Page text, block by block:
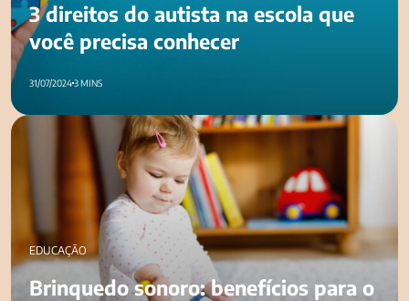
3 direitos do autista na escola que
você precisa conhecer
31/07/20243 MINS
Brinquedo sonoro: benefícios para o desenvolvimento
EDUCAÇÃO
Brinquedo sonoro: benefícios para o